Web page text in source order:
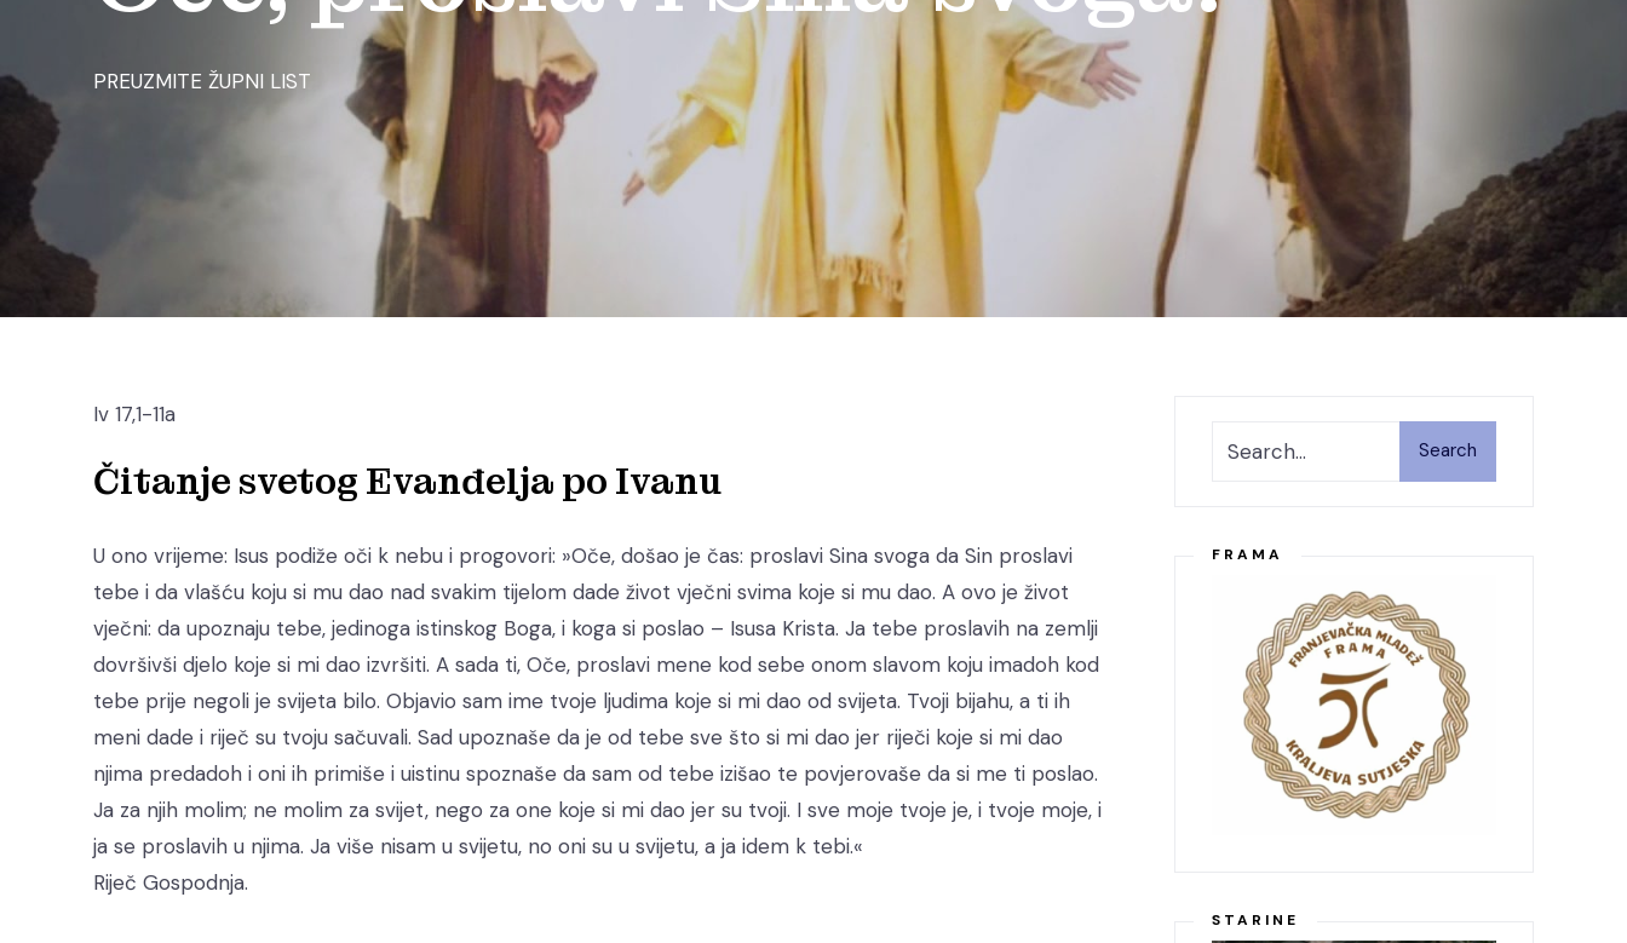
PREUZMITE ŽUPNI LIST
Iv 17,1-11a
Čitanje svetog Evanđelja po Ivanu
U ono vrijeme: Isus podiže oči k nebu i progovori: »Oče, došao je čas: proslavi Sina svoga da Sin proslavi
tebe i da vlašću koju si mu dao nad svakim tijelom dade život vječni svima koje si mu dao. A ovo je život
vječni: da upoznaju tebe, jedinoga istinskog Boga, i koga si poslao – Isusa Krista. Ja tebe proslavih na zemlji
dovršivši djelo koje si mi dao izvršiti. A sada ti, Oče, proslavi mene kod sebe onom slavom koju imadoh kod
tebe prije negoli je svijeta bilo. Objavio sam ime tvoje ljudima koje si mi dao od svijeta. Tvoji bijahu, a ti ih
meni dade i riječ su tvoju sačuvali. Sad upoznaše da je od tebe sve što si mi dao jer riječi koje si mi dao
njima predadoh i oni ih primiše i uistinu spoznaše da sam od tebe izišao te povjerovaše da si me ti poslao.
Ja za njih molim; ne molim za svijet, nego za one koje si mi dao jer su tvoji. I sve moje tvoje je, i tvoje moje, i
ja se proslavih u njima. Ja više nisam u svijetu, no oni su u svijetu, a ja idem k tebi.«
Riječ Gospodnja.
Search
FRAMA
STARINE